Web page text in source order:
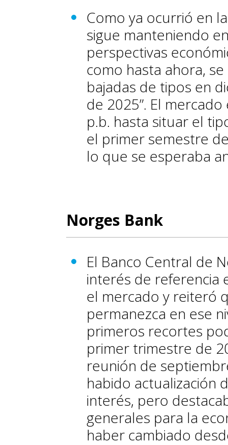
Como ya ocurrió en
sigue manteniendo
perspectivas
como hasta ahora,
bajadas de tipos en
de 2025”. El
p.b. hasta situar el
el primer semestre
lo que se esperaba
Norges Bank
El Banco Central de
interés de referencia
el mercado y reiteró
permanezca en ese
primeros recortes
primer trimestre de
reunión de
habido actualización
interés, pero
generales para la
haber cambiado